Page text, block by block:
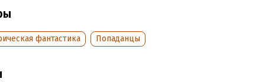
с одной лишь дымящейся трубкой в руке…
информация
фантастика Попаданцы